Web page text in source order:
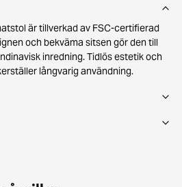
är tillverkad av FSC-certifierad
och bekväma sitsen gör den till
inredning. Tidlös estetik och
långvarig användning.